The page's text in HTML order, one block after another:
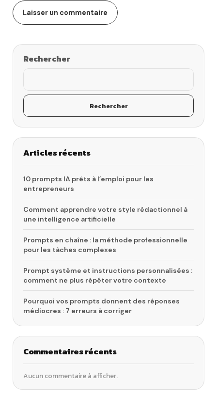
Rechercher
Rechercher
Articles récents
10 prompts IA prêts à l’emploi pour les
entrepreneurs
Comment apprendre votre style rédactionnel à
une intelligence artificielle
Prompts en chaîne : la méthode professionnelle
pour les tâches complexes
Prompt système et instructions personnalisées :
comment ne plus répéter votre contexte
Pourquoi vos prompts donnent des réponses
médiocres : 7 erreurs à corriger
Commentaires récents
Aucun commentaire à afficher.